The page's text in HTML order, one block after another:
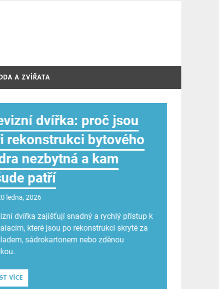
A ZVÍŘATA
mít své potištěné
ledna, 2026
triček patří mezi nejoblíbenější způsoby,
osobnost, názor nebo firemní
Ať už hledáte originální dárek, oblečení
nebo chcete jen oživit šatník, potištěné
je sázkou na jistotu.
VÍCE